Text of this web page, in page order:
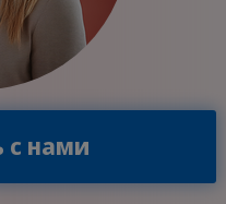
с нами